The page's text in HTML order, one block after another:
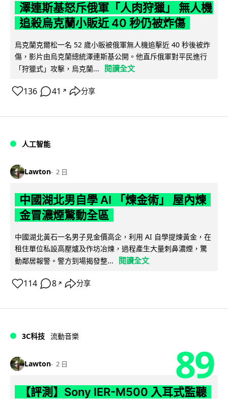
澤連斯基怒斥俄軍「人肉狩獵」 無人機
追殺烏克蘭小販近 40 秒仍被炸傷
烏克蘭克爾松一名 52 歲小販被俄軍無人機追擊近 40 秒後被炸
傷，影片由烏克蘭總統澤連斯基公開。他直斥俄軍對平民進行
「狩獵式」攻擊，烏克蘭...
閱讀全文
136 41 ↗ 分享
人工智能
Lawton 2 日
中國湖北男自學 AI 「煉金術」 屋內煉
金冒濃煙驚動全區
中國湖北黃石一名男子見金價高企，利用 AI 自學提煉黃金，在
租住單位私設高壓爐及作坊冶煉，過程產生大量刺鼻濃煙，驚
動鄰居報警。警方到場揭發整...
閱讀全文
114 8 ↗ 分享
3C科技 流動音樂
Lawton 2 日 89
【評測】Sony IER-M500 入耳式監聽